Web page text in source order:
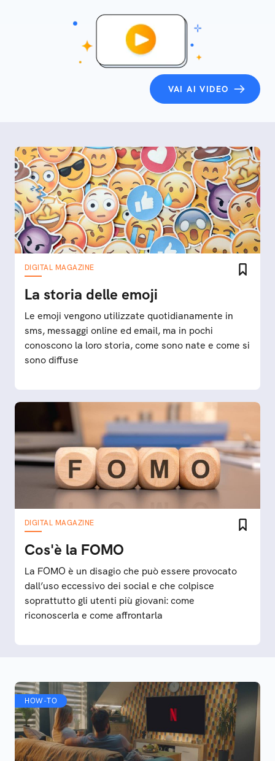
VAI AI VIDEO
DIGITAL MAGAZINE
La storia delle emoji
Le emoji vengono utilizzate quotidianamente in
sms, messaggi online ed email, ma in pochi
conoscono la loro storia, come sono nate e come si
sono diffuse
DIGITAL MAGAZINE
Cos'è la FOMO
La FOMO è un disagio che può essere provocato
dall’uso eccessivo dei social e che colpisce
soprattutto gli utenti più giovani: come
riconoscerla e come affrontarla
HOW-TO